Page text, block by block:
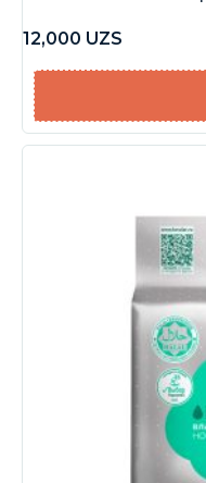
12,000 UZS